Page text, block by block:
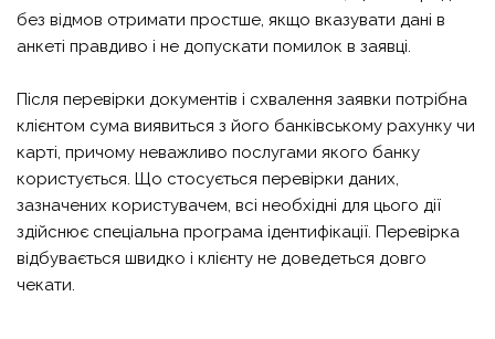
без відмов отримати простше, якщо вказувати дані в
анкеті правдиво і не допускати помилок в заявці.
Після перевірки документів і схвалення заявки потрібна
клієнтом сума виявиться з його банківському рахунку чи
карті, причому неважливо послугами якого банку
користується. Що стосується перевірки даних,
зазначених користувачем, всі необхідні для цього дії
здійснює спеціальна програма ідентифікації. Перевірка
відбувається швидко і клієнту не доведеться довго
чекати.